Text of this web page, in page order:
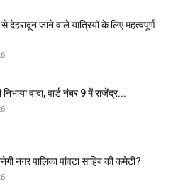
से देहरादून जाने वाले यात्रियों के लिए महत्वपूर्ण
निभाया वादा, वार्ड नंबर 9 में राजेंद्र...
नगर पालिका पांवटा साहिब की कमेटी?